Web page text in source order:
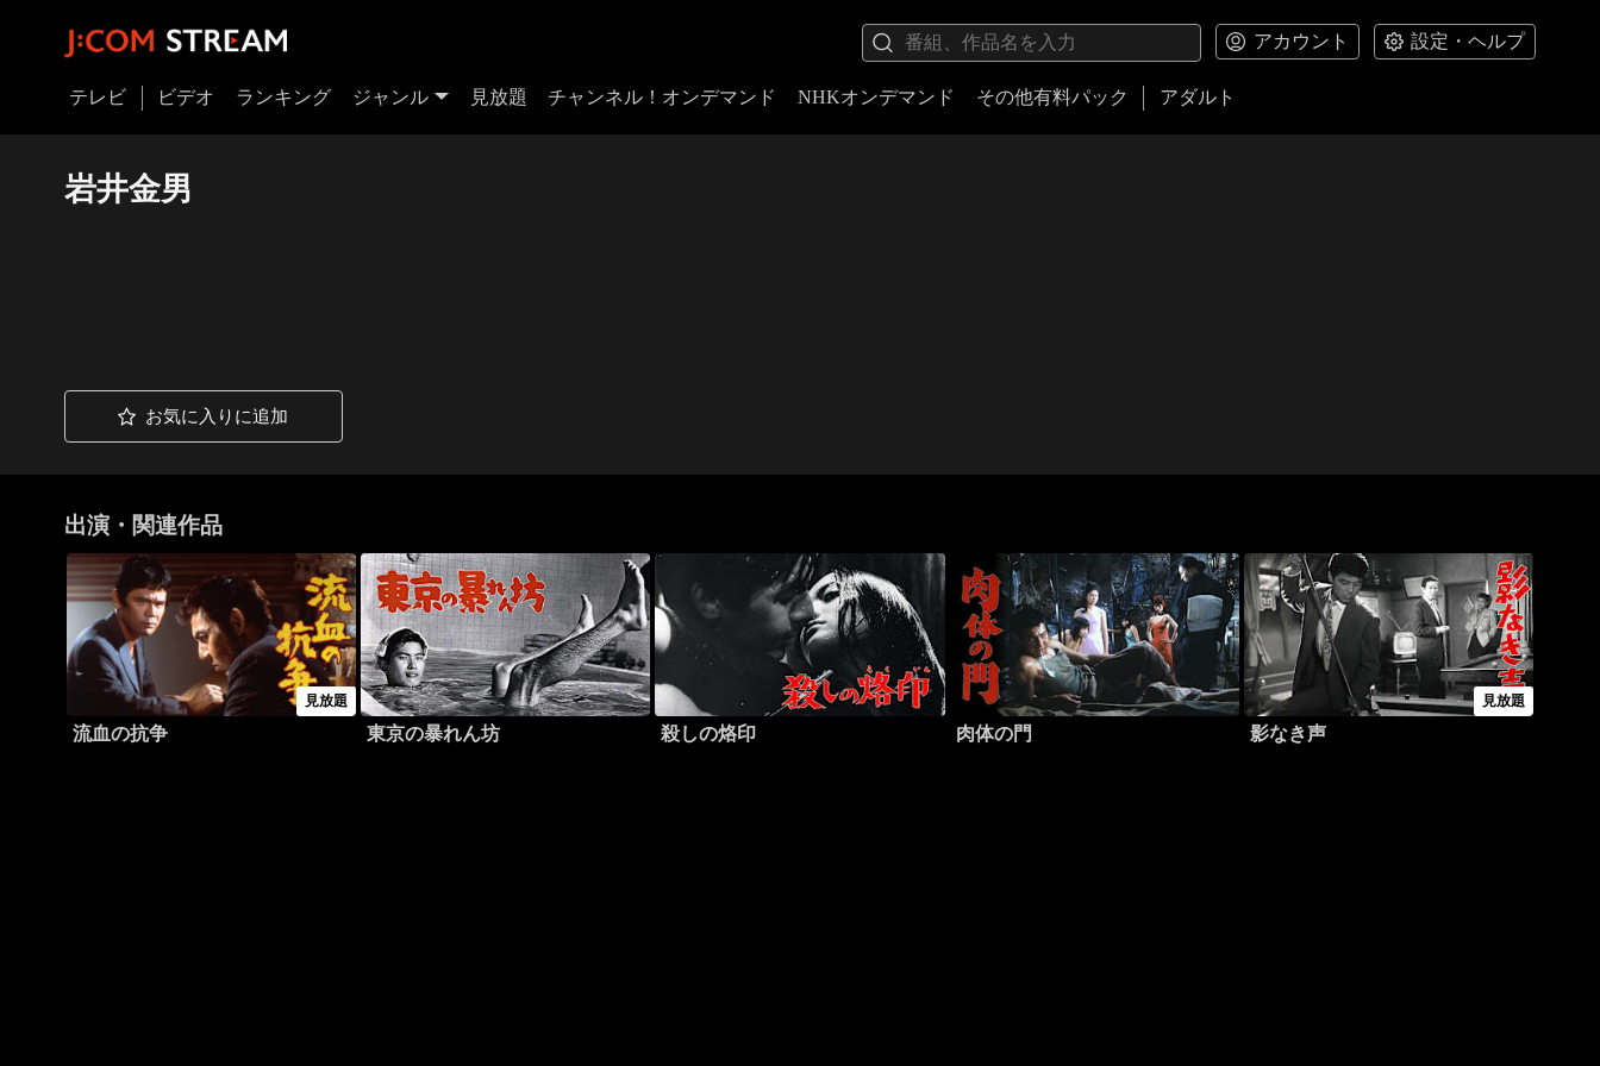
アカウント 設定・ヘルプ
テレビ ビデオ ランキング ジャンル 見放題 チャンネル！オンデマンド NHKオンデマンド その他有料パック アダルト
岩井金男
お気に入りに追加
出演・関連作品
見放題
流血の抗争 東京の暴れん坊 殺しの烙印 肉体の門
見放題
影なき声